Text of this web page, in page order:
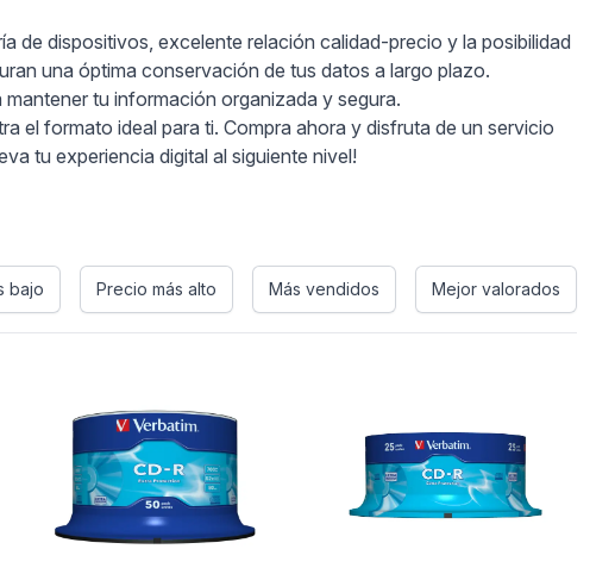
de dispositivos, excelente relación calidad-precio y la posibilidad
una óptima conservación de tus datos a largo plazo.
tu información organizada y segura.
el formato ideal para ti. Compra ahora y disfruta de un servicio
tu experiencia digital al siguiente nivel!
bajo Precio más alto Más vendidos Mejor valorados